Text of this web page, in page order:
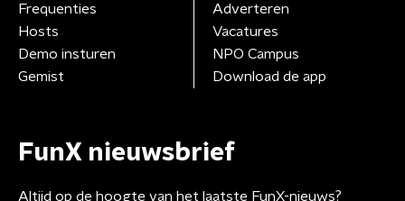
Frequenties
Hosts
Demo insturen
Gemist
Adverteren
Vacatures
NPO Campus
Download de app
FunX nieuwsbrief
Altijd op de hoogte van het laatste FunX-nieuws?